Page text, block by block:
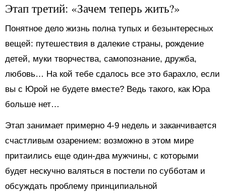
Этап третий: «Зачем теперь жить?»
Понятное дело жизнь полна тупых и безынтересных
вещей: путешествия в далекие страны, рождение
детей, муки творчества, самопознание, дружба,
любовь… На кой тебе сдалось все это барахло, если
вы с Юрой не будете вместе? Ведь такого, как Юра
больше нет…
Этап занимает примерно 4-9 недель и заканчивается
счастливым озарением: возможно в этом мире
притаились еще один-два мужчины, с которыми
будет нескучно валяться в постели по субботам и
обсуждать проблему принципиальной